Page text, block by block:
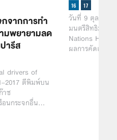
จากการทำ
มพยายามลด
ารีส
drivers of
ตีพิมพ์บน
าซ
อนกระจกอื่น…
วันที่ 9 ตุลาคม
มนตรีสิทธิมนุษ
Nations
ผลการคัดเลือ